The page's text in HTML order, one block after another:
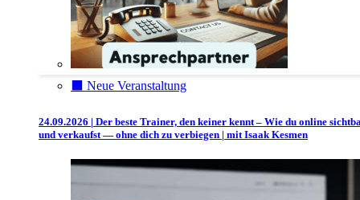
⬛️ Neue Veranstaltung
24.09.2026 | Der beste Trainer, den keiner kennt – Wie du online
und verkaufst — ohne dich zu verbiegen | mit Isaak Kesmen